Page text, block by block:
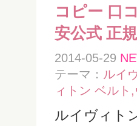
コピー 口
安公式 正
2014-05-29
テーマ： ルイ
ィトン ベルト
ルイヴィト